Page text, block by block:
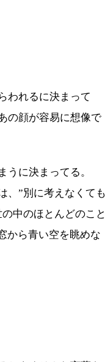
われるに決まって
の顔が容易に想像で
に決まってる。
、”別に考えなくても
中のほとんどのこと
から青い空を眺めな